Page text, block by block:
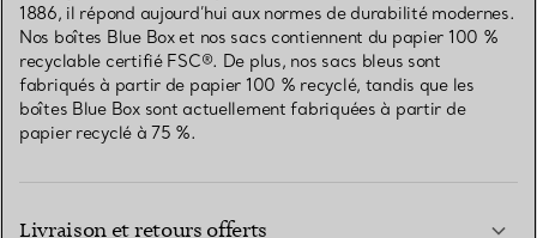
1886, il répond aujourd’hui aux normes de durabilité modernes.
Nos boîtes Blue Box et nos sacs contiennent du papier 100 %
recyclable certifié FSC®. De plus, nos sacs bleus sont
fabriqués à partir de papier 100 % recyclé, tandis que les
boîtes Blue Box sont actuellement fabriquées à partir de
papier recyclé à 75 %.
Livraison et retours offerts